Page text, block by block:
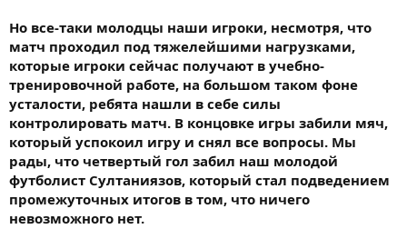
Но все-таки молодцы наши игроки, несмотря, что
матч проходил под тяжелейшими нагрузками,
которые игроки сейчас получают в учебно-
тренировочной работе, на большом таком фоне
усталости, ребята нашли в себе силы
контролировать матч. В концовке игры забили мяч,
который успокоил игру и снял все вопросы. Мы
рады, что четвертый гол забил наш молодой
футболист Султаниязов, который стал подведением
промежуточных итогов в том, что ничего
невозможного нет.